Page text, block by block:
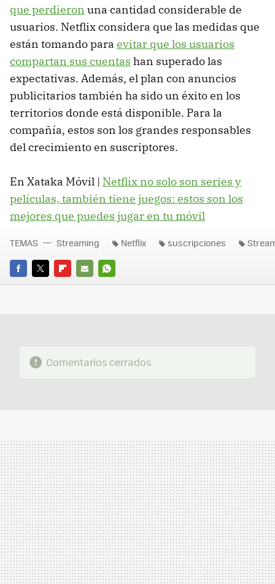
que perdieron una cantidad considerable de
usuarios. Netflix considera que las medidas que
están tomando para evitar que los usuarios
compartan sus cuentas han superado las
expectativas. Además, el plan con anuncios
publicitarios también ha sido un éxito en los
territorios donde está disponible. Para la
compañía, estos son los grandes responsables
del crecimiento en suscriptores.
En Xataka Móvil | Netflix no solo son series y
películas, también tiene juegos: estos son los
mejores que puedes jugar en tu móvil
FACEBOOK
TWITTERFLIPBOARD
E-
WHATSAPP
TEMAS Streaming Netflix suscripciones
Comentarios cerrados